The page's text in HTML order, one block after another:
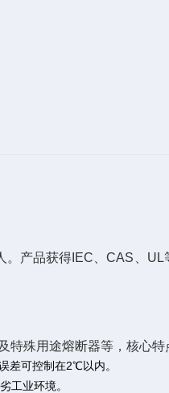
产品获得IEC、CAS、
殊用途熔断器等，核心特
差可控制在2℃以内。
工业环境。